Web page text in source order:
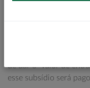
Esses programas
de dar o "valor de
esse subsídio será